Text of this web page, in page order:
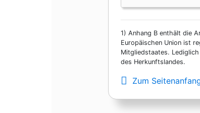
1) Anhang B enthält die
Europäischen Union ist
Mitgliedstaates.
des Herkunftslandes.
Zum